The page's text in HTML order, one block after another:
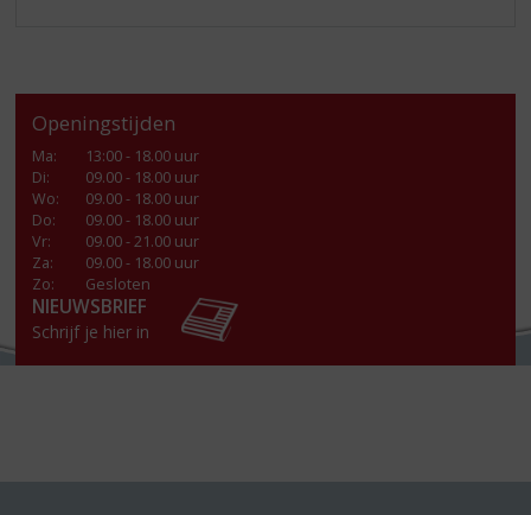
Openingstijden
Ma:
13:00 - 18.00 uur
Di:
09.00 - 18.00 uur
Wo:
09.00 - 18.00 uur
Do:
09.00 - 18.00 uur
Vr:
09.00 - 21.00 uur
Za:
09.00 - 18.00 uur
Zo:
Gesloten
NIEUWSBRIEF
Schrijf je hier in